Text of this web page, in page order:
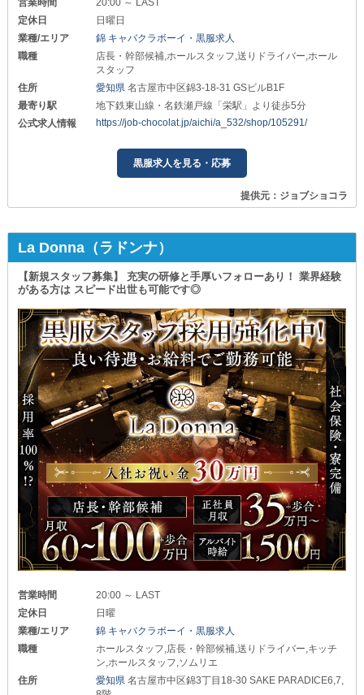
定休日
日曜日
業種/エリア
錦 キャバクラボーイ・黒服求人
職種
店長・幹部候補,ホールスタッフ,送りドライバー,ホール
スタッフ
住所
愛知県名古屋市中区錦3-18-31 GSビルB1F
最寄り駅
地下鉄東山線・名鉄瀬戸線「栄駅」より徒歩5分
公式求人情報
https://job-chocolat.jp/aichi/a_532/shop/105291/
黒服求人を見る・応募
提供元：ジョブショコラ
La Donna（ラドンナ）
【新規スタッフ募集】 充実の研修と手厚いフォローあり！ 業界経験
がある方は スピード出世も可能です◎
営業時間
20:00 ～ LAST
定休日
日曜
業種/エリア
錦 キャバクラボーイ・黒服求人
職種
ホールスタッフ,店長・幹部候補,送りドライバー,キッチ
ン,ホールスタッフ,ソムリエ
住所
愛知県名古屋市中区錦3丁目18-30 SAKE PARADICE6,7,